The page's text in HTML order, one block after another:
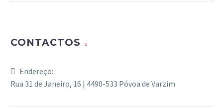
CONTACTOS
Endereço:
Rua 31 de Janeiro, 16 | 4490-533 Póvoa de Varzim